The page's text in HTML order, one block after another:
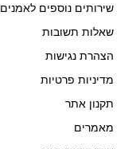
שירותים נוספים לאמנים
שאלות תשובות
הצהרת נגישות
מדיניות פרטיות
תקנון אתר
מאמרים